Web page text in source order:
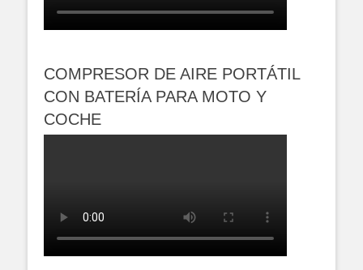
COMPRESOR DE AIRE PORTÁTIL
CON BATERÍA PARA MOTO Y
COCHE